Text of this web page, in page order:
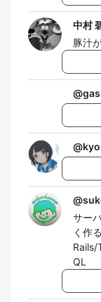
中村
豚汁
@
@
@
サー
く作
QL